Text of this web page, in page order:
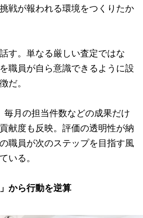
戦が報われる環境をつくりたか
す。単なる厳しい査定ではな
職員が自ら意識できるように設
だ。
毎月の担当件数などの成果だけ
献度も反映。評価の透明性が納
職員が次のステップを目指す風
いる。
から行動を逆算